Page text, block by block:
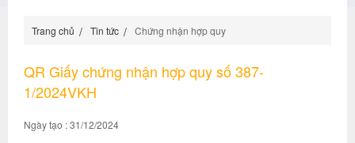
Trang chủ Tin tức Chứng nhận hợp quy
QR Giấy chứng nhận hợp quy số 387-
1/2024VKH
Ngày tạo : 31/12/2024